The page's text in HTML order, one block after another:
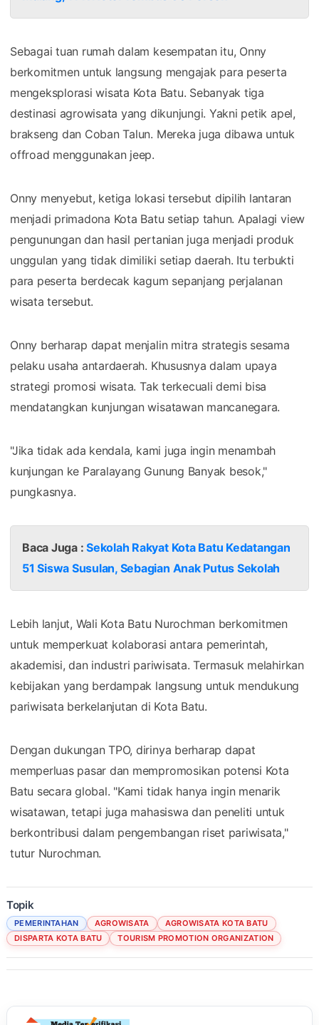
Sebagai tuan rumah dalam kesempatan itu, Onny
berkomitmen untuk langsung mengajak para peserta
mengeksplorasi wisata Kota Batu. Sebanyak tiga
destinasi agrowisata yang dikunjungi. Yakni petik apel,
brakseng dan Coban Talun. Mereka juga dibawa untuk
offroad menggunakan jeep.
Onny menyebut, ketiga lokasi tersebut dipilih lantaran
menjadi primadona Kota Batu setiap tahun. Apalagi view
pengunungan dan hasil pertanian juga menjadi produk
unggulan yang tidak dimiliki setiap daerah. Itu terbukti
para peserta berdecak kagum sepanjang perjalanan
wisata tersebut.
Onny berharap dapat menjalin mitra strategis sesama
pelaku usaha antardaerah. Khususnya dalam upaya
strategi promosi wisata. Tak terkecuali demi bisa
mendatangkan kunjungan wisatawan mancanegara.
"Jika tidak ada kendala, kami juga ingin menambah
kunjungan ke Paralayang Gunung Banyak besok,"
pungkasnya.
Baca Juga :Sekolah Rakyat Kota Batu Kedatangan
51 Siswa Susulan, Sebagian Anak Putus Sekolah
Lebih lanjut, Wali Kota Batu Nurochman berkomitmen
untuk memperkuat kolaborasi antara pemerintah,
akademisi, dan industri pariwisata. Termasuk melahirkan
kebijakan yang berdampak langsung untuk mendukung
pariwisata berkelanjutan di Kota Batu.
Dengan dukungan TPO, dirinya berharap dapat
memperluas pasar dan mempromosikan potensi Kota
Batu secara global. "Kami tidak hanya ingin menarik
wisatawan, tetapi juga mahasiswa dan peneliti untuk
berkontribusi dalam pengembangan riset pariwisata,"
tutur Nurochman.
Topik
PEMERINTAHAN AGROWISATA
AGROWISATA KOTA BATU
DISPARTA KOTA BATU
TOURISM PROMOTION ORGANIZATION